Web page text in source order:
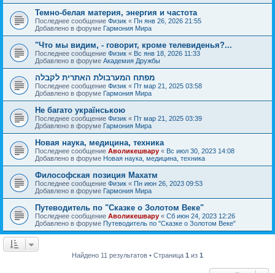
Темно-белая материя, энергия и частота
Последнее сообщение Физик « Пн янв 26, 2026 21:55
Добавлено в форуме Гармония Мира
"Что мы видим, - говорит, кроме телевиденья?...
Последнее сообщение Физик « Вс янв 18, 2026 11:33
Добавлено в форуме Академия Дружбы
מפתח המערבולת האתרית לקבלה
Последнее сообщение Физик « Пт мар 21, 2025 03:58
Добавлено в форуме Гармония Мира
Не багато українською
Последнее сообщение Физик « Пт мар 21, 2025 03:39
Добавлено в форуме Гармония Мира
Новая наука, медицина, техника
Последнее сообщение Аволикешвару « Вс июл 30, 2023 14:08
Добавлено в форуме Новая наука, медицина, техника
Философская позиция Махатм
Последнее сообщение Физик « Пн июн 26, 2023 09:53
Добавлено в форуме Гармония Мира
Путеводитель по "Сказке о Золотом Веке"
Последнее сообщение Аволикешвару « Сб июн 24, 2023 12:26
Добавлено в форуме Путеводитель по "Сказке о Золотом Веке"
Найдено 11 результатов • Страница 1 из 1